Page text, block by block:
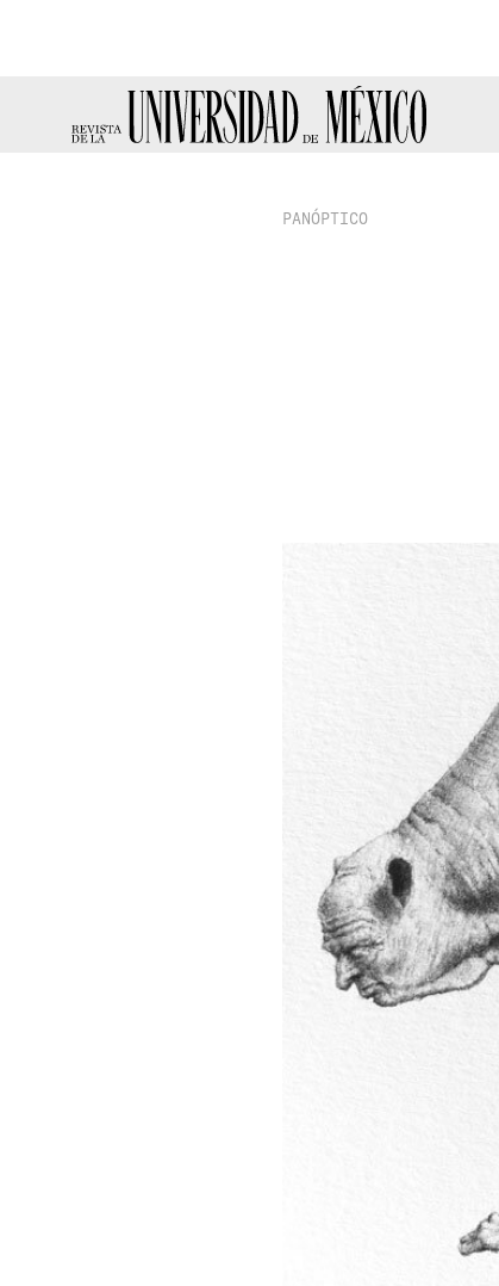
PANÓPTICO